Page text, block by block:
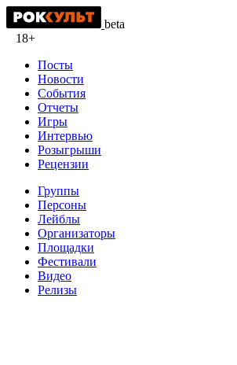
beta
18+
Посты
Новости
События
Отчеты
Игры
Интервью
Розыгрыши
Рецензии
Группы
Персоны
Лейблы
Организаторы
Площадки
Фестивали
Видео
Релизы